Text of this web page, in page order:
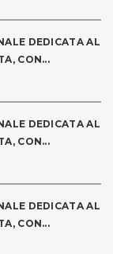
DEDICATA AL
CON...
DEDICATA AL
CON...
DEDICATA AL
CON...